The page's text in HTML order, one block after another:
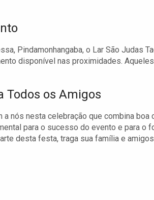
Pindamonhangaba, o Lar São Judas
disponível nas proximidades.
Todos os Amigos
a nós nesta celebração que combina
para o sucesso do evento e para o
desta festa, traga sua família e